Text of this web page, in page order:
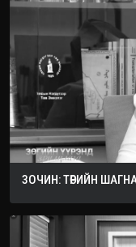
ЗОЧИН: ТӨРИЙН